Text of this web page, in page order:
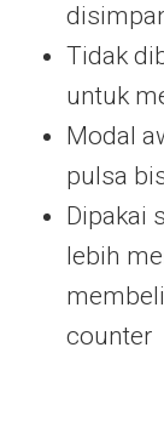
Tidak
untuk
Modal
pulsa
Dipakai
lebih
counter